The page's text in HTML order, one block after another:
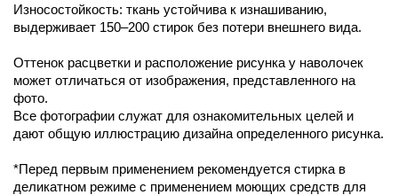
Износостойкость: ткань устойчива к изнашиванию,
выдерживает 150–200 стирок без потери внешнего вида.
Оттенок расцветки и расположение рисунка у наволочек
может отличаться от изображения, представленного на
фото.
Все фотографии служат для ознакомительных целей и
дают общую иллюстрацию дизайна определенного рисунка.
*Перед первым применением рекомендуется стирка в
деликатном режиме с применением моющих средств для